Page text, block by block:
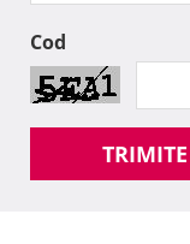
Cod
TRIMITE